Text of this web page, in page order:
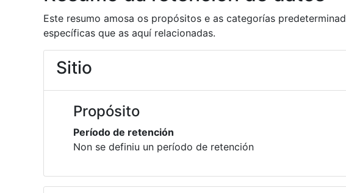
Este resumo amosa os propósitos e as categorías
específicas que as aquí relacionadas.
Sitio
Propósito
Período de retención
Non se definiu un período de retención